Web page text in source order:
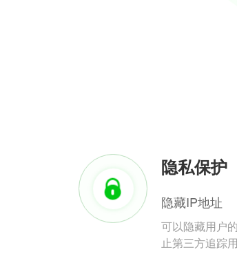
隐私保护
隐藏IP地址
可以隐藏用户
止第三方追踪